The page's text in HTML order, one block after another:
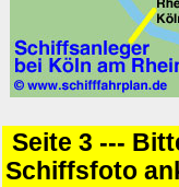
Seite 3 ---
Schiffsfoto